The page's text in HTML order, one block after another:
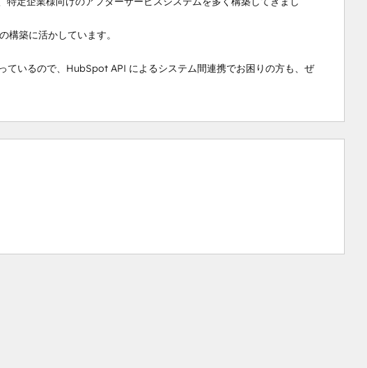
築に活かしています。
いるので、HubSpot API によるシステム間連携でお困りの方も、ぜ